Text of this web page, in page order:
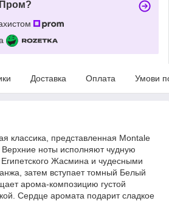
Пром?
Доставка Оплата Умови
классика, представленная Montale
Верхние ноты исполняют чудную
Жасмина и чудесными
затем вступает томный Белый
арома-композицию густой
Сердце аромата подарит сладкое